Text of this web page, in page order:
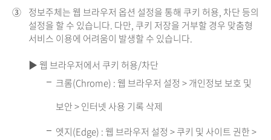
③ 정보주체는 웹 브라우저 옵션 설정을 통해 쿠키 허용, 차단 등의
설정을 할 수 있습니다. 다만, 쿠키 저장을 거부할 경우 맞춤형
서비스 이용에 어려움이 발생할 수 있습니다.
▶ 웹 브라우저에서 쿠키 허용/차단
크롬(Chrome) : 웹 브라우저 설정 > 개인정보 보호 및
보안 > 인터넷 사용 기록 삭제
엣지(Edge) : 웹 브라우저 설정 > 쿠키 및 사이트 권한 >